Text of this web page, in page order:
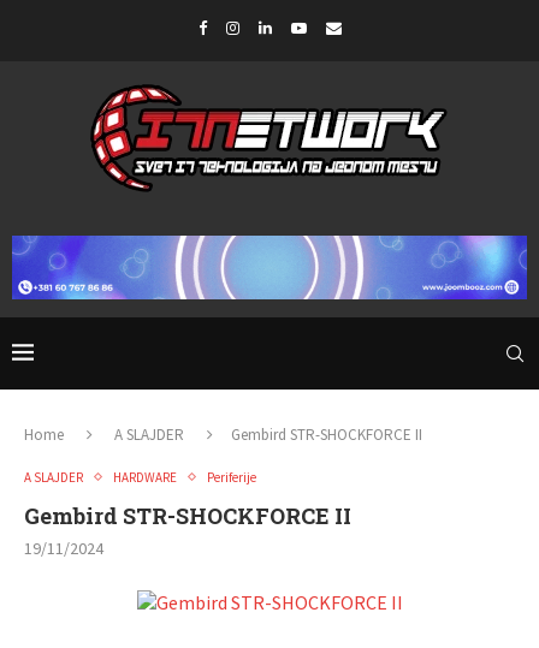
Home A SLAJDER Gembird STR-SHOCKFORCE II
A SLAJDER HARDWARE Periferije
Gembird STR-SHOCKFORCE II
19/11/2024